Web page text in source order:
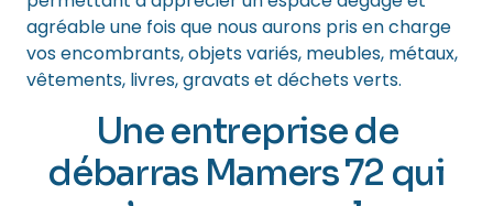
agréable une fois que nous aurons pris en charge
vos encombrants, objets variés, meubles, métaux,
vêtements, livres, gravats et déchets verts.
Une entreprise de
débarras Mamers 72 qui